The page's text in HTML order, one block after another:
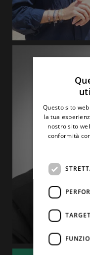
Questo sito
la tua
nostro sito
conformità